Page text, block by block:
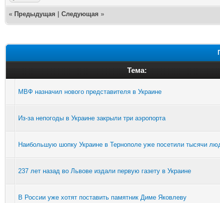
« Предыдущая Следующая »
Тема:
МВФ назначил нового представителя в Украине
Из-за непогоды в Украине закрыли три аэропорта
Наибольшую шопку Украине в Тернополе уже посетили тысячи
237 лет назад во Львове издали первую газету в Украине
В России уже хотят поставить памятник Диме Яковлеву